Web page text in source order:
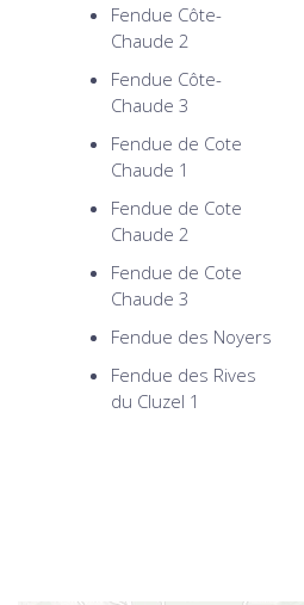
Fendue Côte-
Chaude 2
Fendue Côte-
Chaude 3
Fendue de Cote
Chaude 1
Fendue de Cote
Chaude 2
Fendue de Cote
Chaude 3
Fendue des Noyers
Fendue des Rives
du Cluzel 1